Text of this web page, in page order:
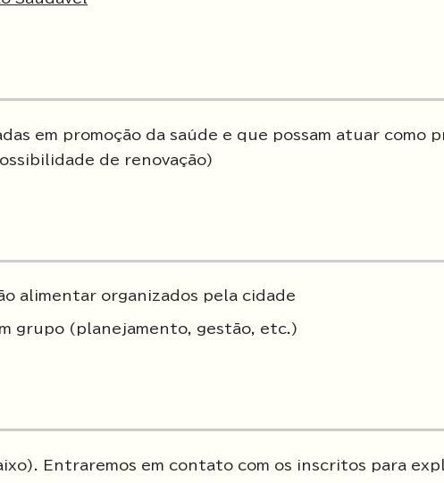
em promoção da saúde e que possam atuar como
de renovação)
alimentar organizados pela cidade
grupo (planejamento, gestão, etc.)
Entraremos em contato com os inscritos para